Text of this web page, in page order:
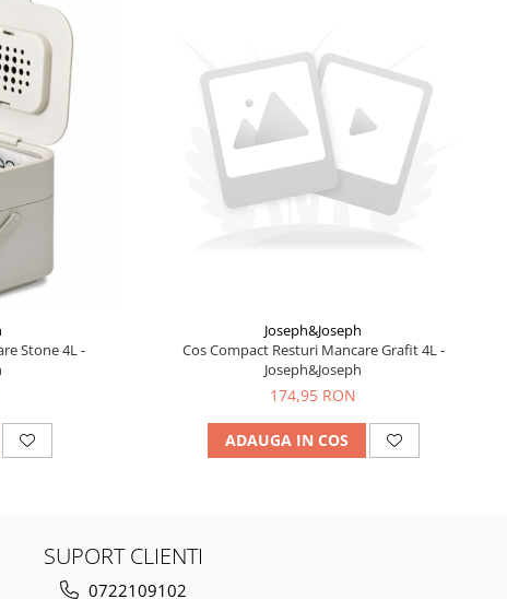
Stone 4L -
Joseph&Joseph
Cos Compact Resturi Mancare Grafit 4L -
Joseph&Joseph
174,95 RON
ADAUGA IN COS
SUPORT CLIENTI
0722109102